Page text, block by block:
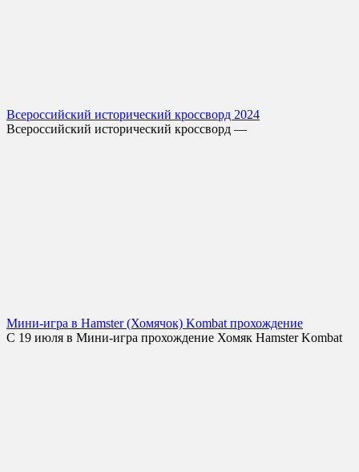
Всероссийский исторический кроссворд 2024
Всероссийский исторический кроссворд —
Мини-игра в Hamster (Хомячок) Kombat прохождение
С 19 июля в Мини-игра прохождение Хомяк Hamster Kombat